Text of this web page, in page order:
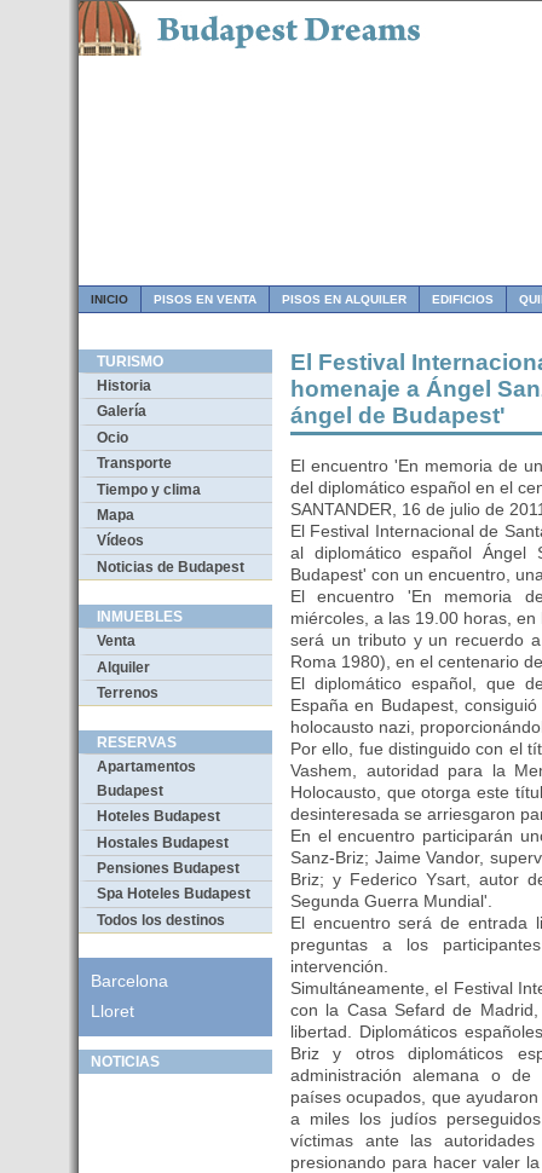
INICIO PISOS EN VENTA PISOS EN ALQUILER EDIFICIOS
TURISMO
Historia
Galería
Ocio
Transporte
Tiempo y clima
Mapa
Vídeos
Noticias de Budapest
INMUEBLES
Venta
Alquiler
Terrenos
RESERVAS
Apartamentos
Budapest
Hoteles Budapest
Hostales Budapest
Pensiones Budapest
Spa Hoteles Budapest
Todos los destinos
Barcelona
Lloret
NOTICIAS
El Festival
homenaje a Ángel
ángel de Budapest'
El encuentro 'En memoria de
del diplomático español en el
SANTANDER, 16 de julio de
El Festival Internacional de
al diplomático español Ángel
Budapest' con un encuentro,
El encuentro 'En memoria
miércoles, a las 19.00 horas,
será un tributo y un recuerdo
Roma 1980), en el centenario
El diplomático español, que
España en Budapest,
holocausto nazi,
Por ello, fue distinguido con el
Vashem, autoridad para la
Holocausto, que otorga este
desinteresada se arriesgaron
En el encuentro participarán
Sanz-Briz; Jaime Vandor,
Briz; y Federico Ysart, autor
Segunda Guerra Mundial'.
El encuentro será de entrada
preguntas a los
intervención.
Simultáneamente, el Festival
con la Casa Sefard de
libertad. Diplomáticos
Briz y otros diplomáticos
administración alemana o de
países ocupados, que
a miles los judíos
víctimas ante las
presionando para hacer valer